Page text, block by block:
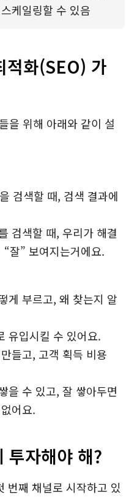
케일링할 수 있음
적화(SEO) 가
을 위해 아래와 같이 설
검색할 때, 검색 결과에
검색할 때, 우리가 해결
잘” 보여지는거에요.
게 부르고, 왜 찾는지 알
유입시킬 수 있어요.
들고, 고객 획득 비용
을 수 있고, 잘 쌓아두면
어요.
투자해야 해?
번째 채널로 시작하고 있